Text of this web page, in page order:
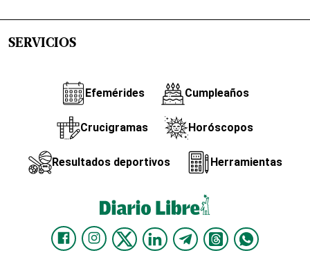
SERVICIOS
Efemérides Cumpleaños
Crucigramas Horóscopos
Resultados deportivos Herramientas